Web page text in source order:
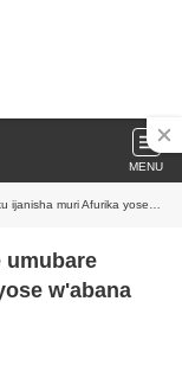
MENU
w'abana bagwingiye kubera inzara!
umubare
w'abana